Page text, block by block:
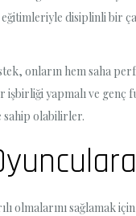
disiplinli bir
onların hem saha
yapmalı ve genç
sahip olabilirler.
sağlamak için